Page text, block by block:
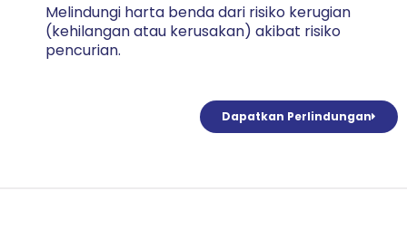
Melindungi harta benda dari risiko kerugian
(kehilangan atau kerusakan) akibat risiko
pencurian.
Dapatkan Perlindungan